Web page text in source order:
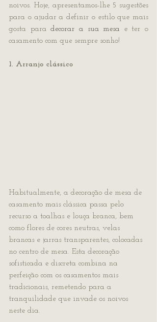
noivos. Hoje, apresentamos-lhe 5 sugestões
para o ajudar a definir o estilo que mais
gosta para decorar a sua mesa e ter o
casamento com que sempre sonho!
1. Arranjo clássico
Habitualmente, a decoração de mesa de
casamento mais clássica passa pelo
recurso a toalhas e louça branca, bem
como flores de cores neutras, velas
brancas e jarras transparentes, colocadas
no centro de mesa. Esta decoração
sofisticada e discreta combina na
perfeição com os casamentos mais
tradicionais, remetendo para a
tranquilidade que invade os noivos
neste dia.